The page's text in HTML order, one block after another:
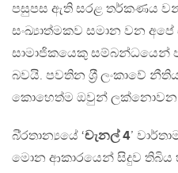
පසුපස ඇති සරළ තර්කණය
සංඛ්‍යාත්මකව සමාන වන
සාමාජිකයෙකු සම්බන්ධයෙන්
බවයි. පවතින ශ‍්‍රී ලංකාවේ
කොහෙත්ම ඔවුන් ලක්නොවන
බි‍්‍රතාන්‍යයේ ‘චැනල් 4’
මොන ආකාරයෙන් සිදුව තිබිය